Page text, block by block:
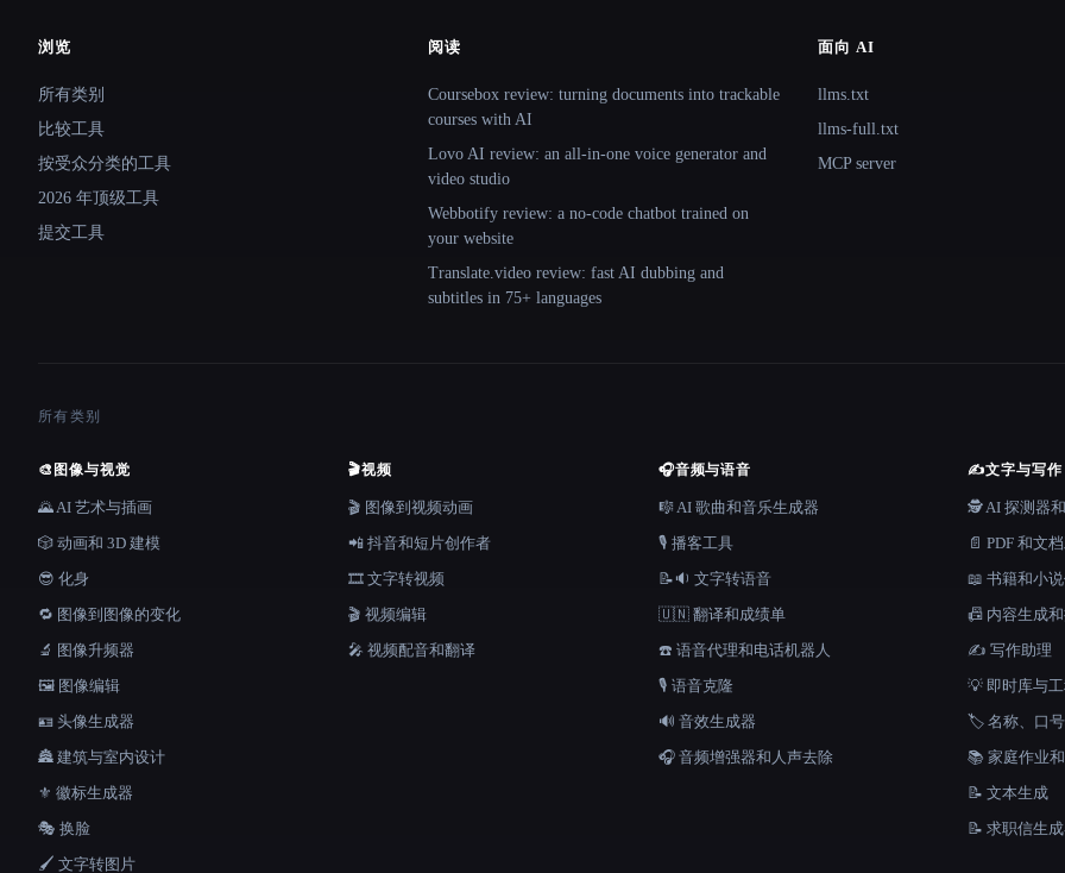
Site navigation
浏览
所有类别
比较工具
按受众分类的工具
2026 年顶级工具
提交工具
阅读
Coursebox review: turning documents into trackable
courses with AI
Lovo AI review: an all-in-one voice generator and
video studio
Webbotify review: a no-code chatbot trained on
your website
Translate.video review: fast AI dubbing and
subtitles in 75+ languages
面向 AI
llms.txt
llms-full.txt
MCP server
所有类别
🎨 图像与视觉
🌄 AI 艺术与插画
🎲 动画和 3D 建模
😎 化身
🔁 图像到图像的变化
🔬 图像升频器
🖼️ 图像编辑
🪪 头像生成器
🏯 建筑与室内设计
⚜️ 徽标生成器
🎭 换脸
🖌️ 文字转图片
🎬视频
🎬 图像到视频动画
📲 抖音和短片创作者
🎞️ 文字转视频
🎬 视频编辑
🎤 视频配音和翻译
🎧音频与语音
🎼 AI 歌曲和音乐生成器
🎙️ 播客工具
📝🔉 文字转语音
🇺🇳 翻译和成绩单
☎️ 语音代理和电话机器人
🎙️ 语音克隆
🔊 音效生成器
🎧 音频增强器和人声去除
✍️文字与写作
🕵️ AI 探测器
📄 PDF 和文
📖 书籍和小
📠 内容生成
✍️ 写作助理
💡 即时库与
🏷️ 名称、口
📚 家庭作业
📝 文本生成
📝 求职信生